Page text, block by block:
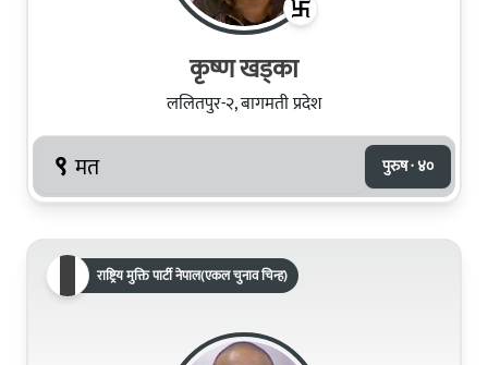
कृष्ण खड्का
ललितपुर-२, बागमती प्रदेश
९ मत पुरुष · ४०
राष्ट्रिय मुक्ति पार्टी नेपाल(एकल चुनाव चिन्ह)